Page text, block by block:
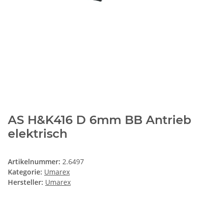
AS H&K416 D 6mm BB Antrieb
elektrisch
Artikelnummer: 2.6497
Kategorie: Umarex
Hersteller: Umarex